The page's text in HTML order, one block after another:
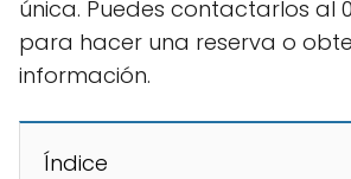
única. Puedes contactarlos al
para hacer una reserva o
información.
Índice